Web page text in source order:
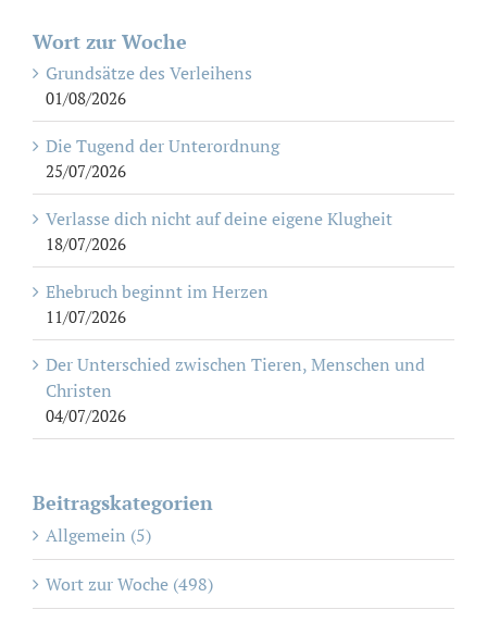
Wort zur Woche
Grundsätze des Verleihens
01/08/2026
Die Tugend der Unterordnung
25/07/2026
Verlasse dich nicht auf deine eigene Klugheit
18/07/2026
Ehebruch beginnt im Herzen
11/07/2026
Der Unterschied zwischen Tieren, Menschen und
Christen
04/07/2026
Beitragskategorien
Allgemein (5)
Wort zur Woche (498)